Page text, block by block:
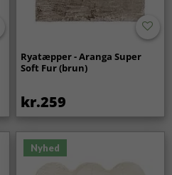
Ryatæpper - Aranga Super
Soft Fur (brun)
kr.259
Nyhed